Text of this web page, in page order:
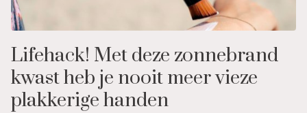
Lifehack! Met deze zonnebrand
kwast heb je nooit meer vieze
plakkerige handen